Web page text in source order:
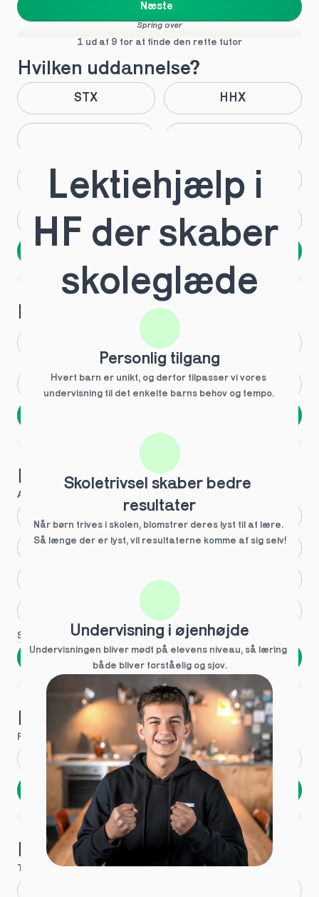
Næste
Spring over
1 ud af 9 for at finde den rette tutor
Hvilken uddannelse?
STX HHX
IB EUX
Andet Ved ikke
1 ud af 9 for at finde den rette tutor
Hvilken årgang?
2.g Andet
Spring over
1 ud af 9 for at finde den rette tutor
Hvilke behov?
Anbefalet til dig
Større skoleglæde
Se flere
Næste
Spring over
1 ud af 9 for at finde den rette tutor
Hvad hedder du?
Fornavn Efternavn*
Opbevares sikkert - oplysninger deles aldrig
1 ud af 9 for at finde den rette tutor
Hvordan kontakter vi dig?
Telefon
Lektiehjælp i
HF der skaber
skoleglæde
Personlig tilgang
Hvert barn er unikt, og derfor tilpasser vi vores
undervisning til det enkelte barns behov og tempo.
Skoletrivsel skaber bedre
resultater
Når børn trives i skolen, blomstrer deres lyst til at lære.
Så længe der er lyst, vil resultaterne komme af sig selv!
Undervisning i øjenhøjde
Undervisningen bliver mødt på elevens niveau, så læring
både bliver forståelig og sjov.